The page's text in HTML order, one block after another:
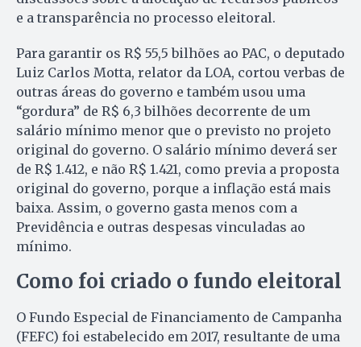
e a transparência no processo eleitoral.
Para garantir os R$ 55,5 bilhões ao PAC, o deputado
Luiz Carlos Motta, relator da LOA, cortou verbas de
outras áreas do governo e também usou uma
“gordura” de R$ 6,3 bilhões decorrente de um
salário mínimo menor que o previsto no projeto
original do governo. O salário mínimo deverá ser
de R$ 1.412, e não R$ 1.421, como previa a proposta
original do governo, porque a inflação está mais
baixa. Assim, o governo gasta menos com a
Previdência e outras despesas vinculadas ao
mínimo.
Como foi criado o fundo eleitoral
O Fundo Especial de Financiamento de Campanha
(FEFC) foi estabelecido em 2017, resultante de uma